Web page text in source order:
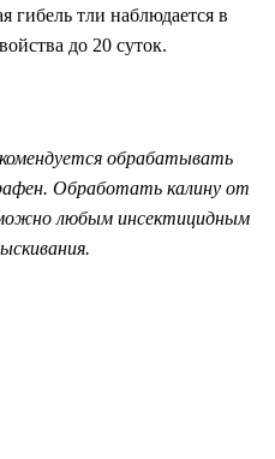
гибель тли наблюдается в
до 20 суток.
обрабатывать
Обработать калину от
любым инсектицидным